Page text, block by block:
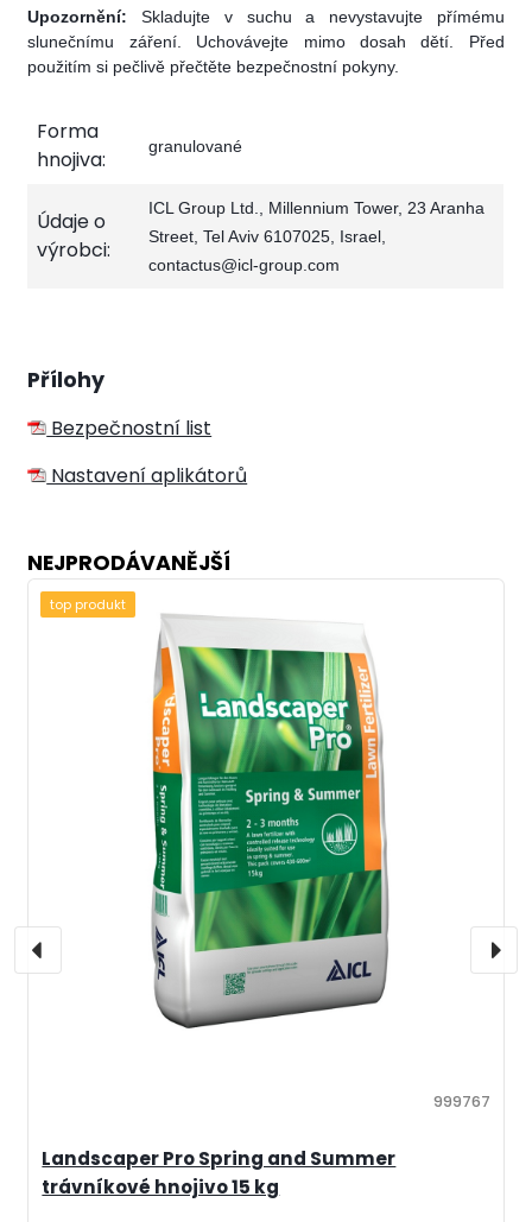
Upozornění: Skladujte v suchu a nevystavujte přímému
slunečnímu záření. Uchovávejte mimo dosah dětí. Před
použitím si pečlivě přečtěte bezpečnostní pokyny.
Forma
hnojiva:
granulované
Údaje o
výrobci:
ICL Group Ltd., Millennium Tower, 23 Aranha
Street, Tel Aviv 6107025, Israel,
contactus@icl-group.com
Přílohy
Bezpečnostní list
Nastavení aplikátorů
NEJPRODÁVANĚJŠÍ
Landscaper Pro Spring and Summer
trávníkové hnojivo 15 kg
999767
top produkt